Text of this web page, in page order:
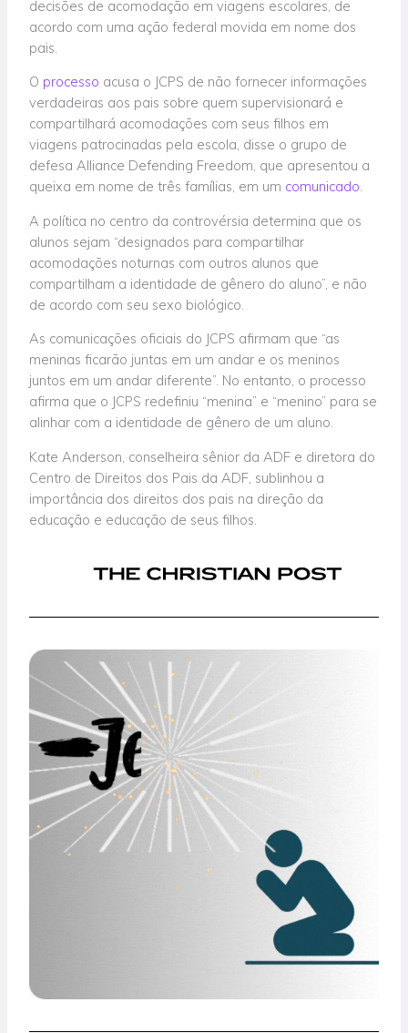
decisões de acomodação em viagens escolares, de
acordo com uma ação federal movida em nome dos
pais.
O processo acusa o JCPS de não fornecer informações
verdadeiras aos pais sobre quem supervisionará e
compartilhará acomodações com seus filhos em
viagens patrocinadas pela escola, disse o grupo de
defesa Alliance Defending Freedom, que apresentou a
queixa em nome de três famílias, em um comunicado.
A política no centro da controvérsia determina que os
alunos sejam “designados para compartilhar
acomodações noturnas com outros alunos que
compartilham a identidade de gênero do aluno”, e não
de acordo com seu sexo biológico.
As comunicações oficiais do JCPS afirmam que “as
meninas ficarão juntas em um andar e os meninos
juntos em um andar diferente”. No entanto, o processo
afirma que o JCPS redefiniu “menina” e “menino” para se
alinhar com a identidade de gênero de um aluno.
Kate Anderson, conselheira sênior da ADF e diretora do
Centro de Direitos dos Pais da ADF, sublinhou a
importância dos direitos dos pais na direção da
educação e educação de seus filhos.